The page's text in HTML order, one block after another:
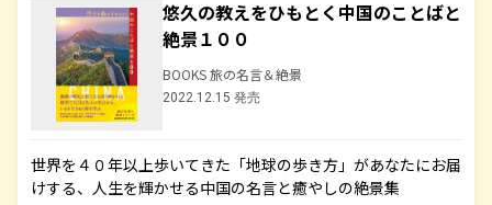
悠久の教えをひもとく中国のことばと
絶景１００
BOOKS 旅の名言＆絶景
2022.12.15 発売
世界を４０年以上歩いてきた「地球の歩き方」があなたにお届
けする、人生を輝かせる中国の名言と癒やしの絶景集